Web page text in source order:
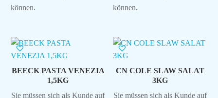
können.
können.
BEECK PASTA VENEZIA
1,5KG
Sie müssen sich als Kunde auf
CN COLE SLAW SALAT
3KG
Sie müssen sich als Kunde auf